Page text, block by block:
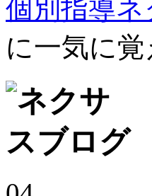
個別指導ネ
に一気に